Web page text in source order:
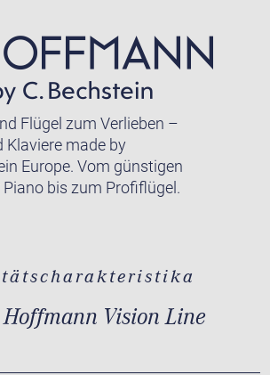
Flügel zum Verlieben –
Klaviere made by
Europe. Vom günstigen
Piano bis zum Profiflügel.
Vision Line